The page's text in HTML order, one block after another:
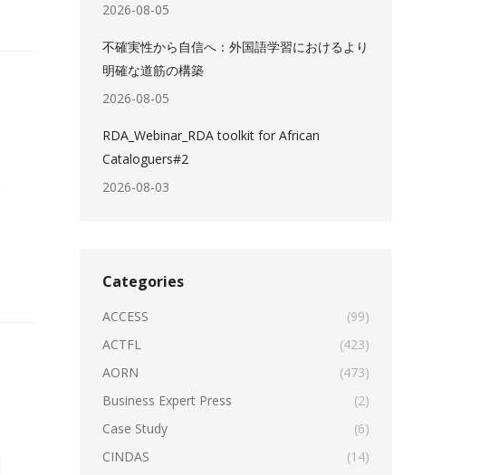
2026-08-05
不確実性から自信へ：外国語学習におけるより
明確な道筋の構築
2026-08-05
RDA_Webinar_RDA toolkit for African
Cataloguers#2
2026-08-03
Categories
ACCESS
(99)
ACTFL
(423)
AORN
(473)
Business Expert Press
(2)
Case Study
(6)
CINDAS
(14)